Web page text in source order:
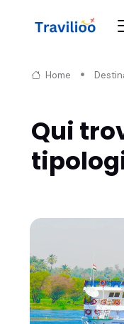
Home
Qui